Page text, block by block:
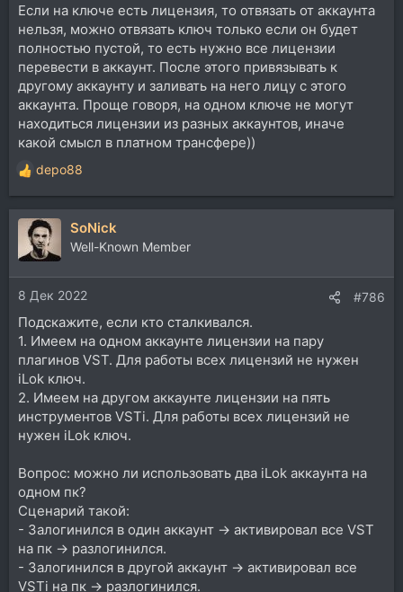
Если на ключе есть лицензия, то отвязать от аккаунта
нельзя, можно отвязать ключ только если он будет
полностью пустой, то есть нужно все лицензии
перевести в аккаунт. После этого привязывать к
другому аккаунту и заливать на него лицу с этого
аккаунта. Проще говоря, на одном ключе не могут
находиться лицензии из разных аккаунтов, иначе
какой смысл в платном трансфере))
Р
е
а
и
и
:
depo88
SoNick
Well-Known Member
8 Дек 2022 #786
Подскажите, если кто сталкивался.
1. Имеем на одном аккаунте лицензии на пару
плагинов VST. Для работы всех лицензий не нужен
iLok ключ.
2. Имеем на другом аккаунте лицензии на пять
инструментов VSTi. Для работы всех лицензий не
нужен iLok ключ.
Вопрос: можно ли использовать два iLok аккаунта на
одном пк?
Сценарий такой:
- Залогинился в один аккаунт -> активировал все VST
на пк -> разлогинился.
- Залогинился в другой аккаунт -> активировал все
VSTi на пк -> разлогинился.